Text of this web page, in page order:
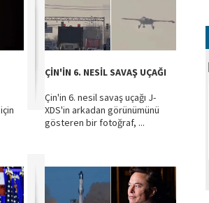
ÇİN'İN 6. NESİL SAVAŞ UÇAĞI
Çin'in 6. nesil savaş uçağı J-
XDS'in arkadan görünümünü
gösteren bir fotoğraf, ...